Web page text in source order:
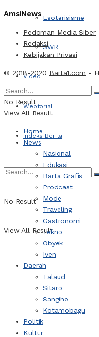
Esoterisisme
SWRF
Video
Webtorial
Indeks Berita
No Result
View All Result
AmsiNews
Pedoman Media Siber
Redaksi
Kebijakan Privasi
© 2018-2020 Barta1.com -
No Result
View All Result
Home
News
Nasional
Edukasi
Barta Grafis
Prodcast
Mode
Traveling
Gastronomi
Tekno
Obyek
Iven
Daerah
Talaud
Sitaro
Sangihe
Kotamobagu
Politik
Kultur